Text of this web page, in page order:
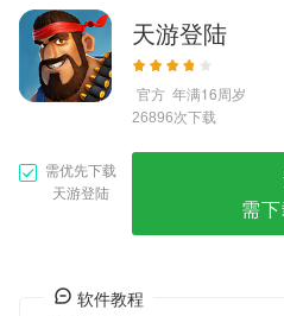
问答
天游登陆
官方 年满16周岁
26896次下载
需优先下载
天游登陆
需
软件教程